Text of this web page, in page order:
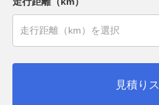
見積り